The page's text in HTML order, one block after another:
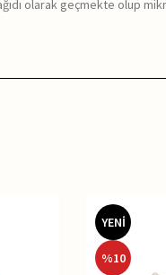
olarak geçmekte olup
YENİ
%10